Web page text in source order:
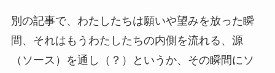
別の記事で、わたしたちは願いや望みを放った瞬
間、それはもうわたしたちの内側を流れる、源
（ソース）を通し（？）というか、その瞬間にソ